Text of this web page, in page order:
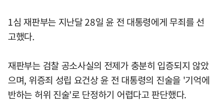
1심 재판부는 지난달 28일 윤 전 대통령에게 무죄를 선
고했다.
재판부는 검찰 공소사실의 전제가 충분히 입증되지 않았
으며, 위증죄 성립 요건상 윤 전 대통령의 진술을 '기억에
반하는 허위 진술'로 단정하기 어렵다고 판단했다.